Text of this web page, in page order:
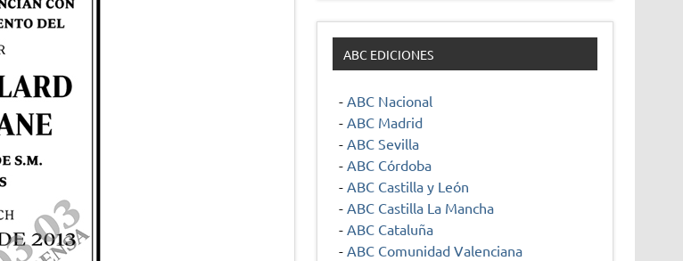
ABC EDICIONES
- ABC Nacional
- ABC Madrid
- ABC Sevilla
- ABC Córdoba
- ABC Castilla y León
- ABC Castilla La Mancha
- ABC Cataluña
- ABC Comunidad Valenciana